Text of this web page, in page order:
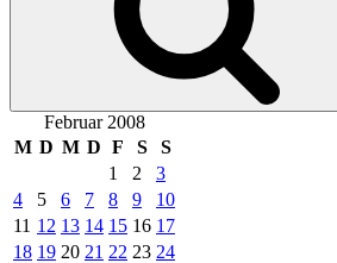
Februar 2008
M D M D F S
S
1
2
3
4
5 6 7 8 9
10
11 12 13 14 15 16 17
18 19 20 21 22 23 24